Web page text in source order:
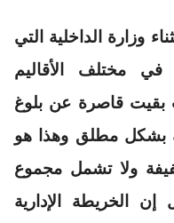
وزارة الداخلية التي
في مختلف الأقاليم
بقيت قاصرة عن بلوغ
بشكل مطلق وهذا هو
ولا تشمل مجموع
الخريطة الإدارية